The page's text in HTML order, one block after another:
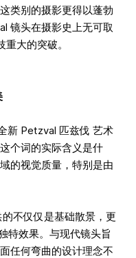
类别的摄影更得以蓬勃
镜头在摄影史上无可取
大的突破。
新 Petzval 匹兹伐 艺术
个词的实际含义是什
的视觉质量，特别是由
不仅仅是基础散景，更
特效果。与现代镜头旨
任何弯曲的设计理念不